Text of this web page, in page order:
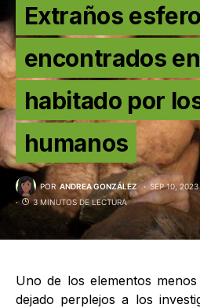
Extraños
encontrados
habitado por
humanos
POR ANDREA GONZÁLEZ SEP 10, 2023
3 MINUTOS DE LECTURA
Uno de los elementos
dejado perplejos a los